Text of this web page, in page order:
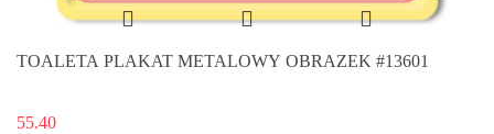
TOALETA PLAKAT METALOWY OBRAZEK #13601
55.40